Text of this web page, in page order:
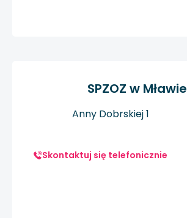
SPZOZ w Mławie
Anny Dobrskiej 1
Skontaktuj się telefonicznie